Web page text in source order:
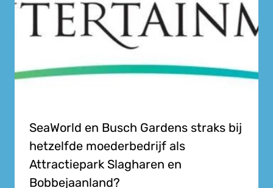
SeaWorld en Busch Gardens straks bij
hetzelfde moederbedrijf als
Attractiepark Slagharen en
Bobbejaanland?